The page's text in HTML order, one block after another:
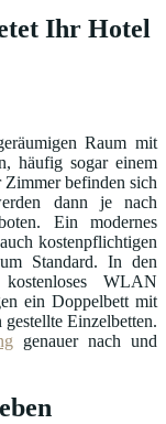
Ihr Hotel
Raum mit
häufig sogar einem
befinden sich
dann je nach
Ein modernes
kostenpflichtigen
Standard. In den
WLAN
ein Doppelbett mit
Einzelbetten.
genauer nach und